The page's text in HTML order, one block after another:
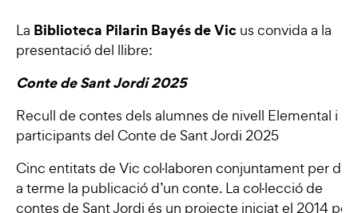
La Biblioteca Pilarin Bayés de Vic us convida a la
presentació del llibre:
Conte de Sant Jordi 2025
Recull de contes dels alumnes de nivell Elemental i
participants del Conte de Sant Jordi 2025
Cinc entitats de Vic col·laboren conjuntament per dur
a terme la publicació d’un conte. La col·lecció de
contes de Sant Jordi és un projecte iniciat el 2014 per